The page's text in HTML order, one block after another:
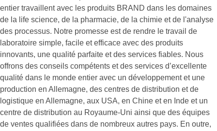
entier travaillent avec les produits BRAND dans les domaines
de la life science, de la pharmacie, de la chimie et de l'analyse
des processus. Notre promesse est de rendre le travail de
laboratoire simple, facile et efficace avec des produits
innovants, une qualité parfaite et des services fiables. Nous
offrons des conseils compétents et des services d’excellente
qualité dans le monde entier avec un développement et une
production en Allemagne, des centres de distribution et de
logistique en Allemagne, aux USA, en Chine et en Inde et un
centre de distribution au Royaume-Uni ainsi que des équipes
de ventes qualifiées dans de nombreux autres pays. En outre,